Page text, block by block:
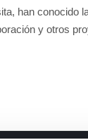
han conocido
y otros